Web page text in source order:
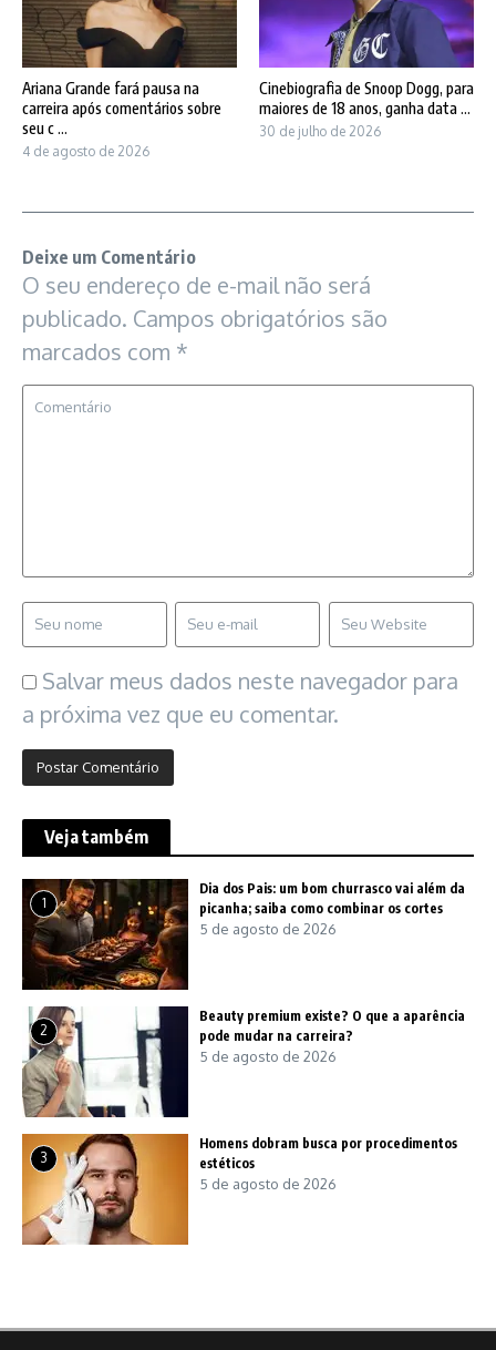
Ariana Grande fará pausa na
carreira após comentários sobre
seu c ...
4 de agosto de 2026
Cinebiografia de Snoop Dogg, para
maiores de 18 anos, ganha data ...
30 de julho de 2026
Deixe um Comentário
O seu endereço de e-mail não será
publicado. Campos obrigatórios são
marcados com *
Salvar meus dados neste navegador para
a próxima vez que eu comentar.
Veja também
1
Dia dos Pais: um bom churrasco vai além da
picanha; saiba como combinar os cortes
5 de agosto de 2026
2
Beauty premium existe? O que a aparência
pode mudar na carreira?
5 de agosto de 2026
3
Homens dobram busca por procedimentos
estéticos
5 de agosto de 2026